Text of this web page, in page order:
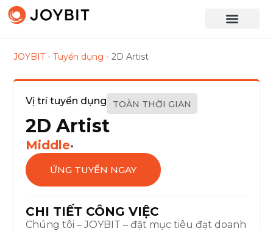
JOYBIT-Tuyển dụng -2D Artist
Vị trí tuyển dụng TOÀN THỜI GIAN
2D Artist
Middle•
ỨNG TUYỂN NGAY
CHI TIẾT CÔNG VIỆC
Chúng tôi – JOYBIT – đặt mục tiêu đạt doanh